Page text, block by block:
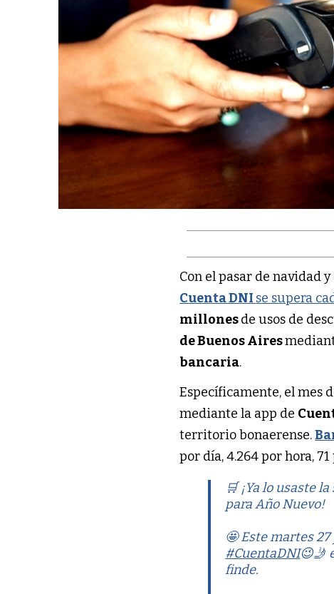
Con el pasar de navidad
Cuenta DNI se supera
millonesde usos de
de Buenos Aires
bancaria.
Específicamente, el mes
mediante la app de
territorio bonaerense.
por día, 4.264 por hora,
🛒 ¡Ya lo usaste
para Año Nuevo!
🤩 Este martes
#CuentaDNI😉🤳
finde.